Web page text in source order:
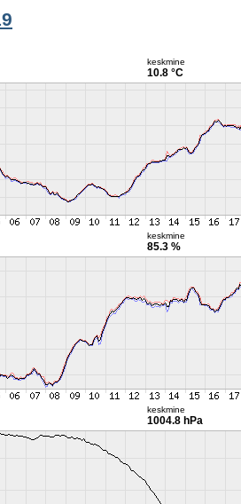
keskmine
10.8 °C
keskmine
85.3 %
keskmine
1004.8 hPa